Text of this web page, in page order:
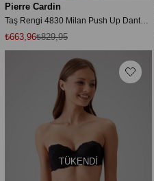
Pierre Cardin
₺663,96₺829,95
TÜKENDI